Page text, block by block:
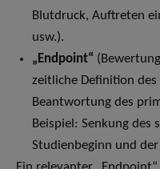
Blutdruck, Auftreten
usw.).
„Endpoint“
zeitliche Definition des
Beantwortung des
Beispiel: Senkung des
Studienbeginn und